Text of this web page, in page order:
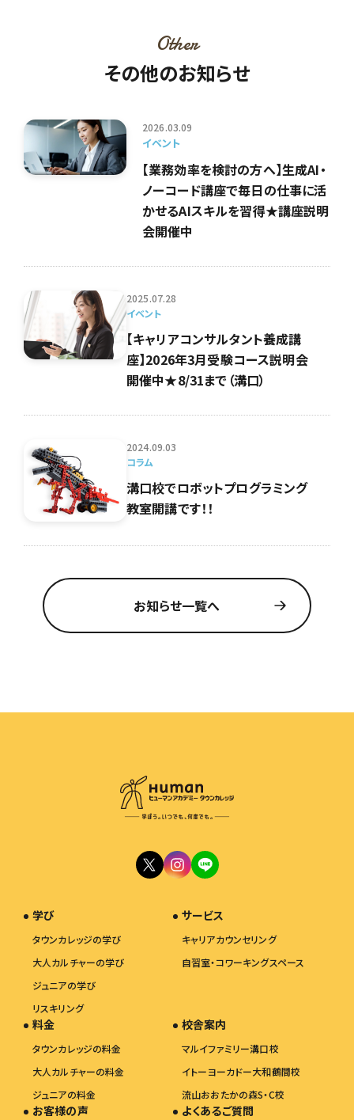
Other
その他のお知らせ
2026.03.09
イベント
【業務効率を検討の方へ】生成AI・
ノーコード講座で毎日の仕事に活
かせるAIスキルを習得★講座説明
会開催中
2025.07.28
イベント
【キャリアコンサルタント養成講
座】2026年3月受験コース説明会
開催中★8/31まで（溝口）
2024.09.03
コラム
溝口校でロボットプログラミング
教室開講です！！
お知らせ一覧へ
学び
タウンカレッジの学び
大人カルチャーの学び
ジュニアの学び
リスキリング
サービス
キャリアカウンセリング
自習室・コワーキングスペース
料金
タウンカレッジの料金
大人カルチャーの料金
ジュニアの料金
校舎案内
マルイファミリー溝口校
イトーヨーカドー大和鶴間校
流山おおたかの森S・C校
お客様の声 よくあるご質問